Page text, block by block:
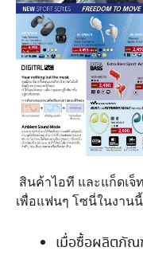
สินค้าไอที และแก็ดเ
เพื่อแฟนๆ โซนี่ในงาน
เมื่อซื้อผลิตภัณ